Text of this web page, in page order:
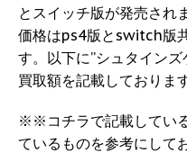
とスイッチ版が発売され
価格はps4版とswitch版
す。以下に”シュタイン
買取額を記載しておりま
※※コチラで記載してい
ているものを参考にして